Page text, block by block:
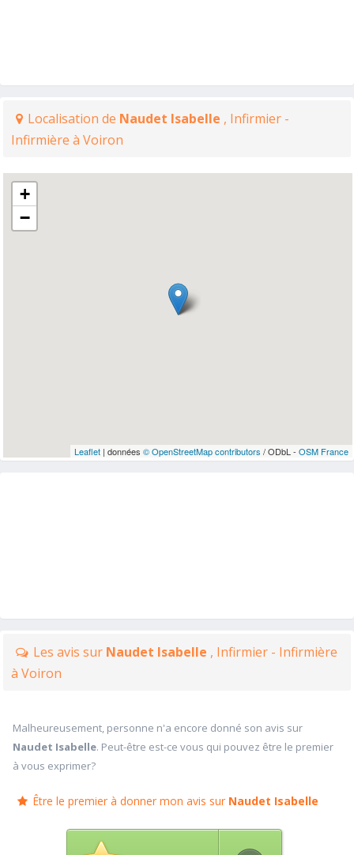
Localisation de Naudet Isabelle , Infirmier -
Infirmière à Voiron
+
−
Leaflet| données © OpenStreetMap contributors / ODbL - OSM France
Les avis sur Naudet Isabelle , Infirmier - Infirmière
à Voiron
Malheureusement, personne n'a encore donné son avis sur
Naudet Isabelle. Peut-être est-ce vous qui pouvez être le premier
à vous exprimer?
Être le premier à donner mon avis sur Naudet Isabelle